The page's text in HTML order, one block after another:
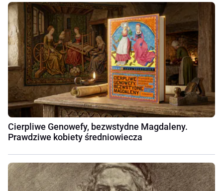
Cierpliwe Genowefy, bezwstydne Magdaleny.
Prawdziwe kobiety średniowiecza